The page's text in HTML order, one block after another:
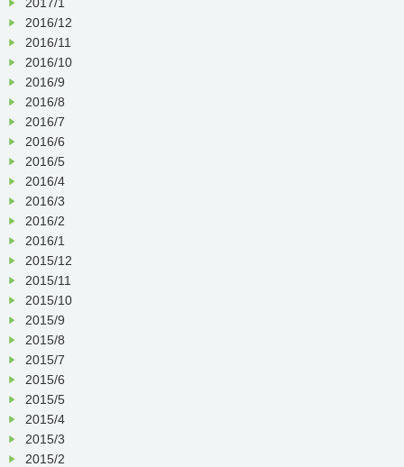
2016/12
2016/11
2016/10
2016/9
2016/8
2016/7
2016/6
2016/5
2016/4
2016/3
2016/2
2016/1
2015/12
2015/11
2015/10
2015/9
2015/8
2015/7
2015/6
2015/5
2015/4
2015/3
2015/2